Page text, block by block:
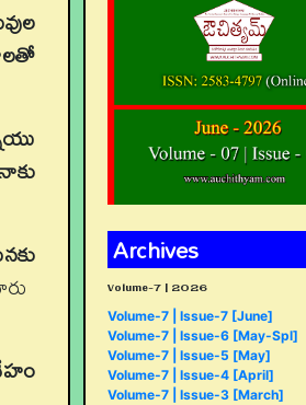
Archives
Volume-7 | 2026
Volume-7 | Issue-7 [June]
Volume-7 | Issue-6 [May-Spl]
Volume-7 | Issue-5 [May]
Volume-7 | Issue-4 [April]
Volume-7 | Issue-3 [March]